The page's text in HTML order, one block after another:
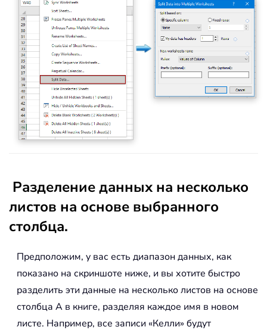
Разделение данных на несколько
листов на основе выбранного
столбца.
Предположим, у вас есть диапазон данных, как
показано на скриншоте ниже, и вы хотите быстро
разделить эти данные на несколько листов на основе
столбца A в книге, разделяя каждое имя в новом
листе. Например, все записи «Келли» будут